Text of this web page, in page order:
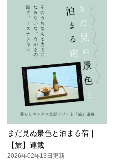
まだ見ぬ景色と泊まる宿｜
【旅】連載
2026年02年13日更新